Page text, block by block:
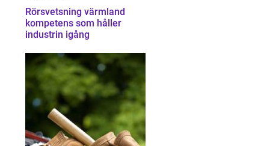
Rörsvetsning värmland
kompetens som håller
industrin igång